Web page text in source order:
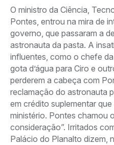
O ministro da Ciência,
Pontes, entrou na mira de
governo, que passaram a
astronauta da pasta. A
influentes, como o chefe da
gota d’água para Ciro e
perderem a cabeça com
reclamação do astronauta
em crédito suplementar
ministério. Pontes chamou
consideração”. Irritados
Palácio do Planalto dizem,